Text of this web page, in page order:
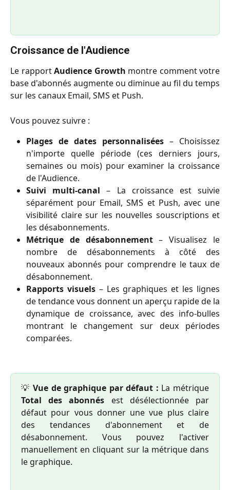
Croissance de l'Audience
Le rapportAudience Growth montre comment votre
base d'abonnés augmente ou diminue au fil du temps
sur les canaux Email, SMS et Push.
Vous pouvez suivre :
Plages de dates personnalisées – Choisissez
n'importe quelle période (ces derniers jours,
semaines ou mois) pour examiner la croissance
de l'Audience.
Suivi multi-canal – La croissance est suivie
séparément pour Email, SMS et Push, avec une
visibilité claire sur les nouvelles souscriptions et
les désabonnements.
Métrique de désabonnement– Visualisez le
nombre de désabonnements à côté des
nouveaux abonnés pour comprendre le taux de
désabonnement.
Rapports visuels– Les graphiques et les lignes
de tendance vous donnent un aperçu rapide de la
dynamique de croissance, avec des info-bulles
montrant le changement sur deux périodes
comparées.
💡Vue de graphique par défaut : La métrique
Total des abonnés est désélectionnée par
défaut pour vous donner une vue plus claire
des tendances d'abonnement et de
désabonnement. Vous pouvez l'activer
manuellement en cliquant sur la métrique dans
le graphique.